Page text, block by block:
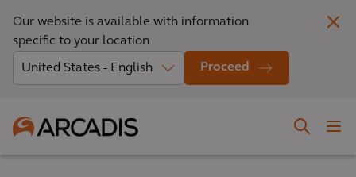
Our website is available with information
specific to your location
Proceed